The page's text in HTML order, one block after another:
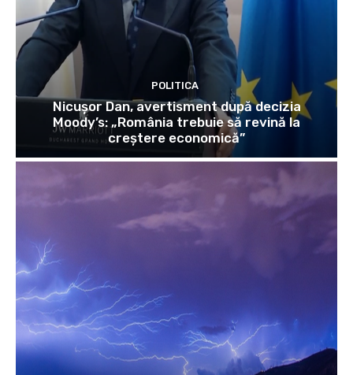
POLITICA
Nicușor Dan, avertisment după decizia
Moody’s: „România trebuie să revină la
creștere economică”